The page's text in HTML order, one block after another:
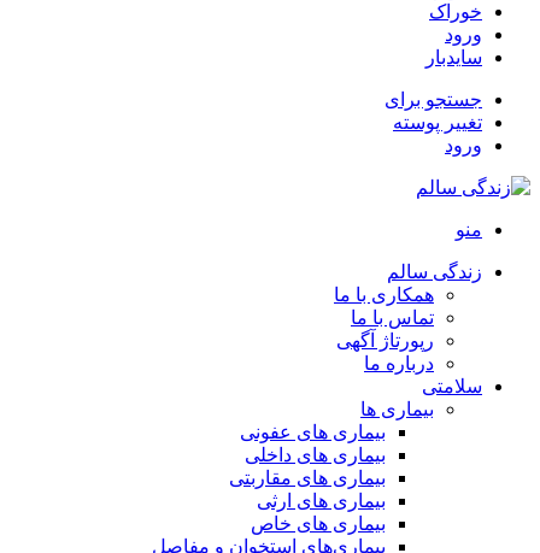
خوراک
ورود
سایدبار
جستجو برای
تغییر پوسته
ورود
منو
زندگی سالم
همکاری با ما
تماس با ما
رپورتاژ آگهی
درباره ما
سلامتی
بیماری ها
بیماری های عفونی
بیماری های داخلی
بیماری های مقاربتی
بیماری های ارثی
بیماری های خاص
بیماری‌های استخوان و مفاصل